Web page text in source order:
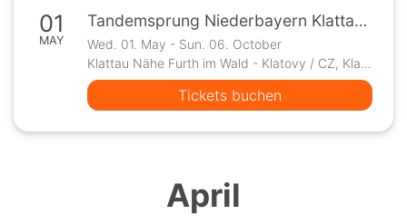
01
MAY
Tandemsprung Niederbayern Klattau Nähe Furth im Wald
Wed. 01. May - Sun. 06. October
Klattau Nähe Furth im Wald - Klatovy / CZ, Klatovy 1-Chaloupky
Tickets buchen
April